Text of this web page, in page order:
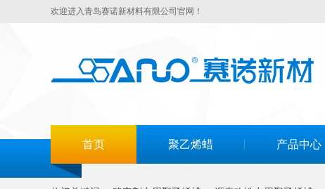
欢迎进入青岛赛诺新材料有限公司官网！
首页 聚乙烯蜡 产品中心